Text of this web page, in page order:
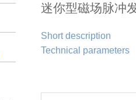
迷你型磁场脉冲
Short description
Technical parameters